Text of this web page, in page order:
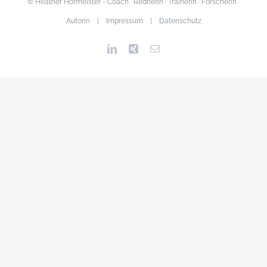
© Heather Hofmeister - Coach · Rednerin · Trainerin · Forscherin ·
Autorin | Impressum| Datenschutz
LinkedInXing Email